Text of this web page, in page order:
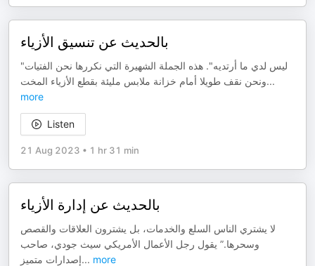
بالحديث عن تنسيق الأزياء
"ليس لدي ما أرتديه". هذه الجملة الشهيرة التي نكررها نحن الفتيات
ونحن نقف طويلا أمام خزانة ملابس مليئة بقطع الأزياء المخت...
more
Listen
21 Aug 2023 • 1 hr 31 min
بالحديث عن إدارة الأزياء
لا يشتري الناس السلع والخدمات، بل يشترون العلاقات والقصص
وسحرها.” يقول رجل الأعمال الأمريكي سيث جودي، صاحب
إصدارات متميز... more